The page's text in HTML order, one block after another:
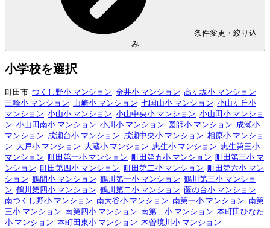
条件変更・絞り込
み
小学校を選択
町田市 つくし野小 マンション 金井小 マンション 高ヶ坂小 マンション
三輪小 マンション 山崎小 マンション 七国山小 マンション 小山ヶ丘小
マンション 小山小 マンション 小山中央小 マンション 小山田小 マンショ
ン 小山田南小 マンション 小川小 マンション 図師小 マンション 成瀬小
マンション 成瀬台小 マンション 成瀬中央小 マンション 相原小 マンショ
ン 大戸小 マンション 大蔵小 マンション 忠生小 マンション 忠生第三小
マンション 町田第一小 マンション 町田第五小 マンション 町田第三小 マ
ンション 町田第四小 マンション 町田第二小 マンション 町田第六小 マン
ション 鶴間小 マンション 鶴川第一小 マンション 鶴川第三小 マンショ
ン 鶴川第四小 マンション 鶴川第二小 マンション 藤の台小 マンション
南つくし野小 マンション 南大谷小 マンション 南第一小 マンション 南第
三小 マンション 南第四小 マンション 南第二小 マンション 本町田ひなた
小 マンション 本町田東小 マンション 木曽境川小 マンション